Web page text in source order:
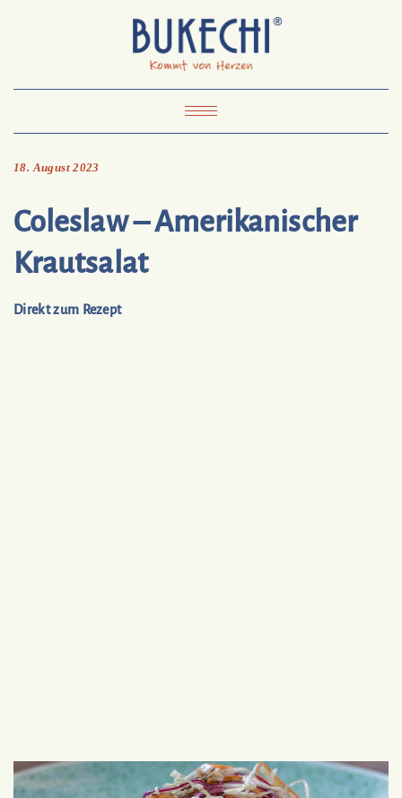
Pinterest
Mail
To
Bukechi
Impressum Datenschutz
Toggle
18. August 2023
Coleslaw – Amerikanischer
Krautsalat
Direkt zum Rezept